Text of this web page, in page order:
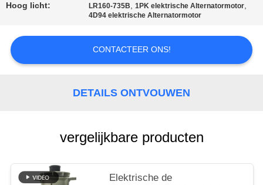
PRIVACYBELEID
Hoog licht: LR160-735B,1PK elektrische Alternatormotor,
4D94 elektrische Alternatormotor
CONTACTEER ONS!
DETAILS ONTVOUWEN
vergelijkbare producten
Elektrische de